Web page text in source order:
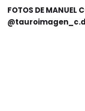
FOTOS DE MANUEL